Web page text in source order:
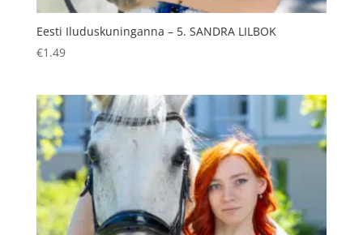
Eesti Iluduskuninganna – 5. SANDRA LILBOK
€1.49